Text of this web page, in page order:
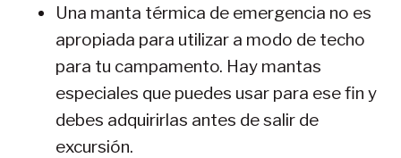
Una manta térmica de emergencia no es
apropiada para utilizar a modo de techo
para tu campamento. Hay mantas
especiales que puedes usar para ese fin y
debes adquirirlas antes de salir de
excursión.